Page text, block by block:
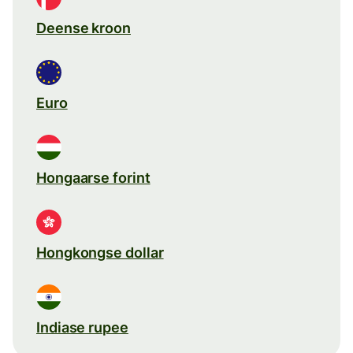
Deense kroon
Euro
Hongaarse forint
Hongkongse dollar
Indiase rupee